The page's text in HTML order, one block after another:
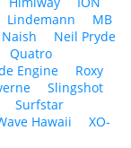
Lindemann
MB
Naish
Neil Pryde
Quatro
Engine
Roxy
Slingshot
Surfstar
Hawaii
XO-